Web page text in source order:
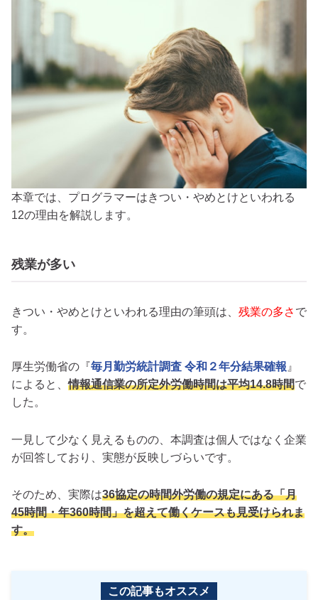
本章では、プログラマーはきつい・やめとけといわれる
12の理由を解説します。
残業が多い
きつい・やめとけといわれる理由の筆頭は、 残業の多さ で
す。
厚生労働省の『毎月勤労統計調査 令和２年分結果確報』
によると、情報通信業の所定外労働時間は平均14.8時間で
した。
一見して少なく見えるものの、本調査は個人ではなく企業
が回答しており、実態が反映しづらいです。
そのため、実際は36協定の時間外労働の規定にある「月
45時間・年360時間」を超えて働くケースも見受けられま
す。
この記事もオススメ